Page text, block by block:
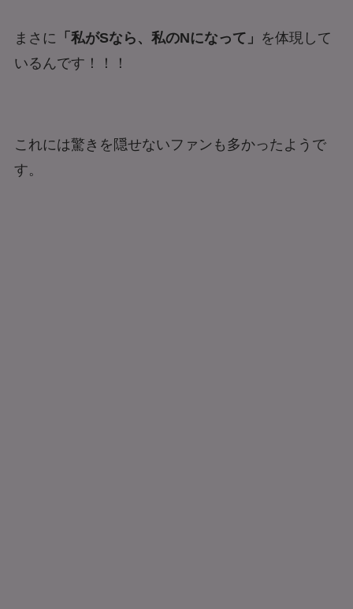
まさに 「私がSなら、私のNになって」 を体現して
いるんです！！！
これには驚きを隠せないファンも多かったようで
す。